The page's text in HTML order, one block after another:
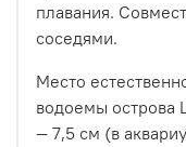
плавания.
соседями.
Место
водоемы острова
— 7,5 см (в